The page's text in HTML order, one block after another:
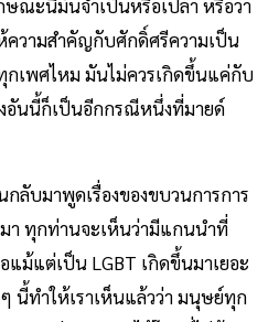
ณะนี้มันจำเป็นหรือเปล่า หรือว่า
ความสำคัญกับศักดิ์ศรีความเป็น
เพศไหม มันไม่ควรเกิดขึ้นแค่กับ
อันนี้ก็เป็นอีกกรณีหนึ่งที่มายด์
ลับมาพูดเรื่องของขบวนการการ
า ทุกท่านจะเห็นว่ามีแกนนำที่
ม้แต่เป็น LGBT เกิดขึ้นมาเยอะ
นี้ทำให้เราเห็นแล้วว่า มนุษย์ทุก